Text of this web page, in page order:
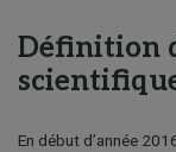
Définition
En début d’année